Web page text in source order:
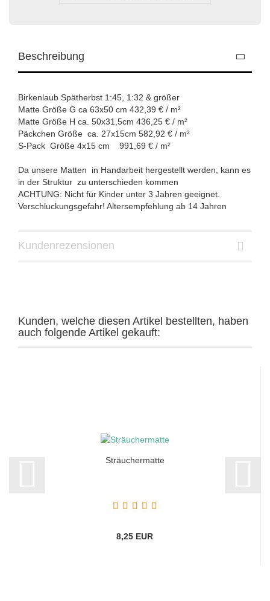
Beschreibung
Birkenlaub Spätherbst 1:45, 1:32 & größer
Matte Größe G ca 63x50 cm 432,39 € / m²
Matte Größe H ca. 50x31,5cm 436,25 € / m²
Päckchen Größe ca. 27x15cm 582,92 € / m²
S-Pack Größe 4x15 cm 991,69 € / m²
Da unsere Matten in Handarbeit hergestellt werden, kann es
in der Struktur zu unterschieden kommen
ACHTUNG: Nicht für Kinder unter 3 Jahren geeignet.
Verschluckungsgefahr! Altersempfehlung ab 14 Jahren
Kundenrezensionen
Kunden, welche diesen Artikel bestellten, haben
auch folgende Artikel gekauft:
Sträuchermatte
8,25 EUR